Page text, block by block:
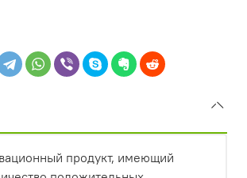
продукт, имеющий